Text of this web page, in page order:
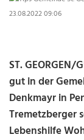
23.08.2022 09:06
ST.
gut in der
Denkmayr in
Tremetzberger
Lebenshilfe